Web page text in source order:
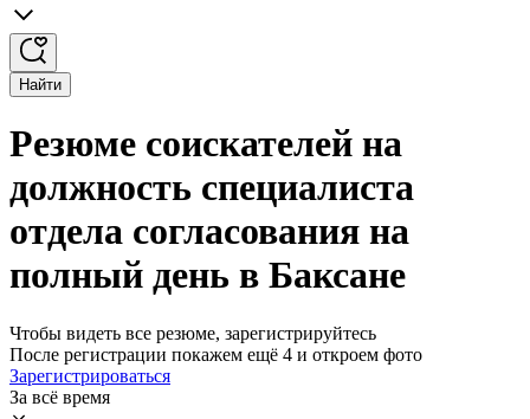
Найти
Резюме соискателей на
должность специалиста
отдела согласования на
полный день в Баксане
Чтобы видеть все резюме, зарегистрируйтесь
После регистрации покажем ещё 4 и откроем фото
Зарегистрироваться
За всё время